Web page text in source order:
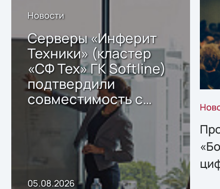
Новости
Серверы «Инферит
Техники» (кластер
«СФ Тех» ГК Softline)
подтвердили
совместимость с
решением Sharx
Storage 2.x для
хранения данных
05.08.2026